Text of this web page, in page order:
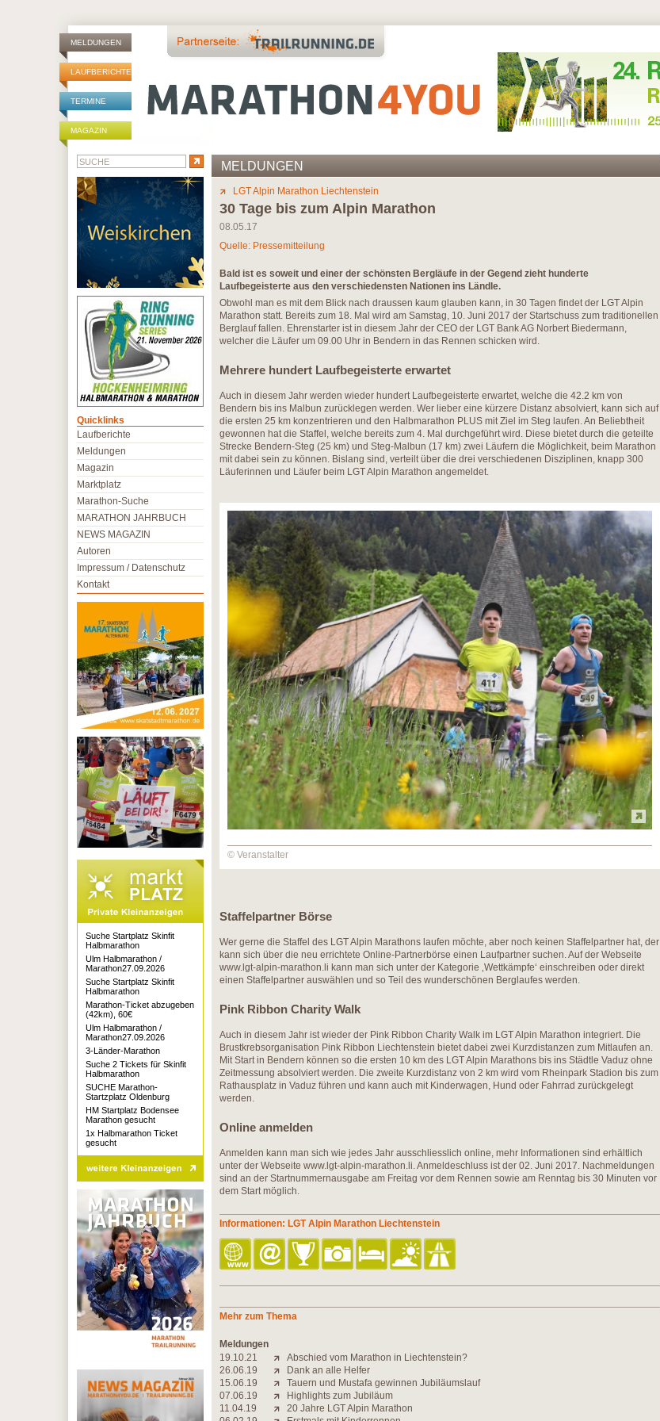
MELDUNGEN
LAUFBERICHTE
TERMINE
MAGAZIN
MELDUNGEN
LGT Alpin Marathon Liechtenstein
30 Tage bis zum Alpin Marathon
08.05.17
Quelle: Pressemitteilung
Bald ist es soweit und einer der schönsten Bergläufe in der Gegend zieht hunderte
Laufbegeisterte aus den verschiedensten Nationen ins Ländle.
Obwohl man es mit dem Blick nach draussen kaum glauben kann, in 30 Tagen findet der LGT Alpin
Marathon statt. Bereits zum 18. Mal wird am Samstag, 10. Juni 2017 der Startschuss zum traditionellen
Berglauf fallen. Ehrenstarter ist in diesem Jahr der CEO der LGT Bank AG Norbert Biedermann,
welcher die Läufer um 09.00 Uhr in Bendern in das Rennen schicken wird.
Mehrere hundert Laufbegeisterte erwartet
Auch in diesem Jahr werden wieder hundert Laufbegeisterte erwartet, welche die 42.2 km von
Bendern bis ins Malbun zurücklegen werden. Wer lieber eine kürzere Distanz absolviert, kann sich auf
die ersten 25 km konzentrieren und den Halbmarathon PLUS mit Ziel im Steg laufen. An Beliebtheit
gewonnen hat die Staffel, welche bereits zum 4. Mal durchgeführt wird. Diese bietet durch die geteilte
Strecke Bendern-Steg (25 km) und Steg-Malbun (17 km) zwei Läufern die Möglichkeit, beim Marathon
mit dabei sein zu können. Bislang sind, verteilt über die drei verschiedenen Disziplinen, knapp 300
Läuferinnen und Läufer beim LGT Alpin Marathon angemeldet.
© Veranstalter
Staffelpartner Börse
Wer gerne die Staffel des LGT Alpin Marathons laufen möchte, aber noch keinen Staffelpartner hat, der
kann sich über die neu errichtete Online-Partnerbörse einen Laufpartner suchen. Auf der Webseite
www.lgt-alpin-marathon.li kann man sich unter der Kategorie ‚Wettkämpfe‘ einschreiben oder direkt
einen Staffelpartner auswählen und so Teil des wunderschönen Berglaufes werden.
Pink Ribbon Charity Walk
Auch in diesem Jahr ist wieder der Pink Ribbon Charity Walk im LGT Alpin Marathon integriert. Die
Brustkrebsorganisation Pink Ribbon Liechtenstein bietet dabei zwei Kurzdistanzen zum Mitlaufen an.
Mit Start in Bendern können so die ersten 10 km des LGT Alpin Marathons bis ins Städtle Vaduz ohne
Zeitmessung absolviert werden. Die zweite Kurzdistanz von 2 km wird vom Rheinpark Stadion bis zum
Rathausplatz in Vaduz führen und kann auch mit Kinderwagen, Hund oder Fahrrad zurückgelegt
werden.
Online anmelden
Anmelden kann man sich wie jedes Jahr ausschliesslich online, mehr Informationen sind erhältlich
unter der Webseite www.lgt-alpin-marathon.li. Anmeldeschluss ist der 02. Juni 2017. Nachmeldungen
sind an der Startnummernausgabe am Freitag vor dem Rennen sowie am Renntag bis 30 Minuten vor
dem Start möglich.
Informationen: LGT Alpin Marathon Liechtenstein
Mehr zum Thema
Meldungen
19.10.21
Abschied vom Marathon in Liechtenstein?
26.06.19
Dank an alle Helfer
15.06.19
Tauern und Mustafa gewinnen Jubiläumslauf
07.06.19
Highlights zum Jubiläum
11.04.19
20 Jahre LGT Alpin Marathon
Quicklinks
Laufberichte
Meldungen
Magazin
Marktplatz
Marathon-Suche
MARATHON JAHRBUCH
NEWS MAGAZIN
Autoren
Impressum / Datenschutz
Kontakt
Suche Startplatz Skinfit
Halbmarathon
Ulm Halbmarathon /
Marathon27.09.2026
Suche Startplatz Skinfit
Halbmarathon
Marathon-Ticket abzugeben
(42km), 60€
Ulm Halbmarathon /
Marathon27.09.2026
3-Länder-Marathon
Suche 2 Tickets für Skinfit
Halbmarathon
SUCHE Marathon-
Startzplatz Oldenburg
HM Startplatz Bodensee
Marathon gesucht
1x Halbmarathon Ticket
gesucht